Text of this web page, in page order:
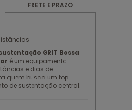
FRETE E PRAZO
GRIT Bossa
é um equipamento
e dias de
quem busca um top
de sustentação central.